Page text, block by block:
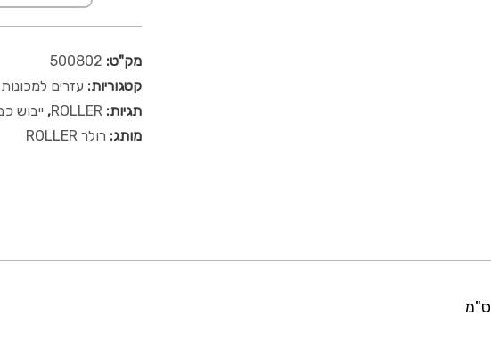
מק"ט: 500802
קטגוריות: עזרים
תגיות: ROLLER
, ייבוש
מותג: רולר ROLLER
ס"מ